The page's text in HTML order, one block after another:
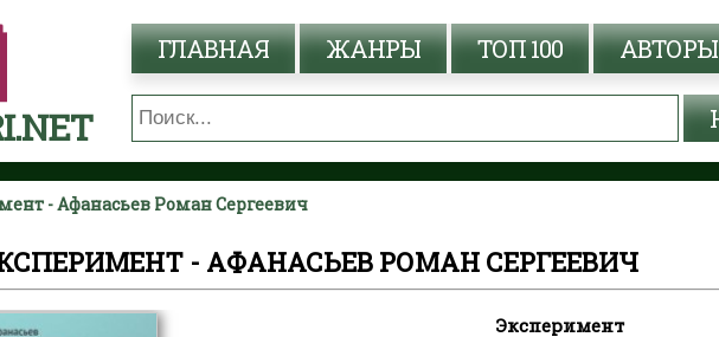
ГЛАВНАЯ ЖАНРЫ ТОП 100 АВТОРЫ
- Афанасьев Роман Сергеевич
- АФАНАСЬЕВ РОМАН СЕРГЕЕВИЧ
Эксперимент